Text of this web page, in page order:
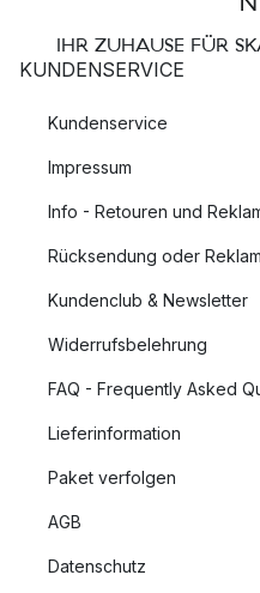
IHR ZUHAUSE FÜR
KUNDENSERVICE
Kundenservice
Impressum
Info - Retouren und
Rücksendung oder
Kundenclub & Newsletter
Widerrufsbelehrung
FAQ - Frequently Asked
Lieferinformation
Paket verfolgen
AGB
Datenschutz